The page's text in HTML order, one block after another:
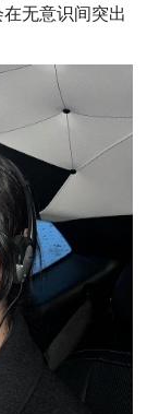
无意识间突出